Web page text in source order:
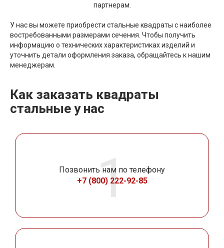
партнерам.
У нас вы можете приобрести стальные квадраты с наиболее
востребованными размерами сечения. Чтобы получить
информацию о технических характеристиках изделий и
уточнить детали оформления заказа, обращайтесь к нашим
менеджерам.
Как заказать квадраты
стальные у нас
Позвонить нам по телефону
+7 (800) 222-92-85